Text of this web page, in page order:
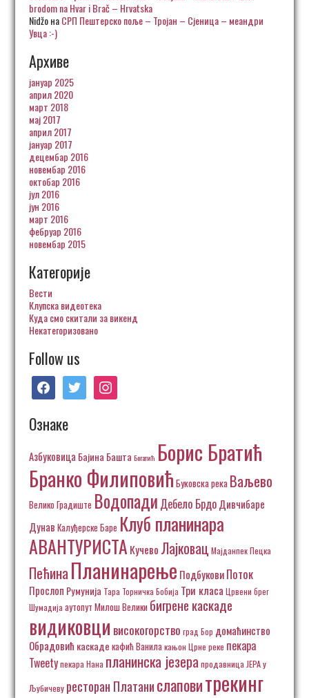
brodom na Hvar i Brač – Hrvatska
NidžoнаСРП Пештерско поље – Тројан – Сјеница – меандри
Увца :-)
Архиве
јануар 2025
април 2020
март 2018
мај 2017
април 2017
јануар 2017
децембар 2016
новембар 2016
октобар 2016
јул 2016
јун 2016
март 2016
фебруар 2016
новембар 2015
Категорије
Вести
Клупска видеотека
Куда смо скитали за викенд
Некатегоризовано
Follow us
facebooktwitter instagram
Ознаке
Азбуковица Бајина Башта Богатић Борис Братић
Бранко Филиповић Буковска река Ваљево
Велико Градиште Водопади Дебело БрдоДивчибаре
Дунав Калуђерске Баре Клуб планинара
АВАНТУРИСТА Кучево Лајковац Мајданпек Пецка
Пећина Планинарење ПодбуковиПоток
Прослоп Румунија Тара Торничка Бобија Три класа Црвени брег
Шумадија аутопут Милош Велики бигрене каскаде
видиковци високогорство град Бор домаћинство
Обрадовић каскаде кафић Ванила кањон Црне реке пекара
Tweetyпекара Нана планинска језера продавница ЈЕРА у
Љубичеву ресторан Платанислаповитрекинг